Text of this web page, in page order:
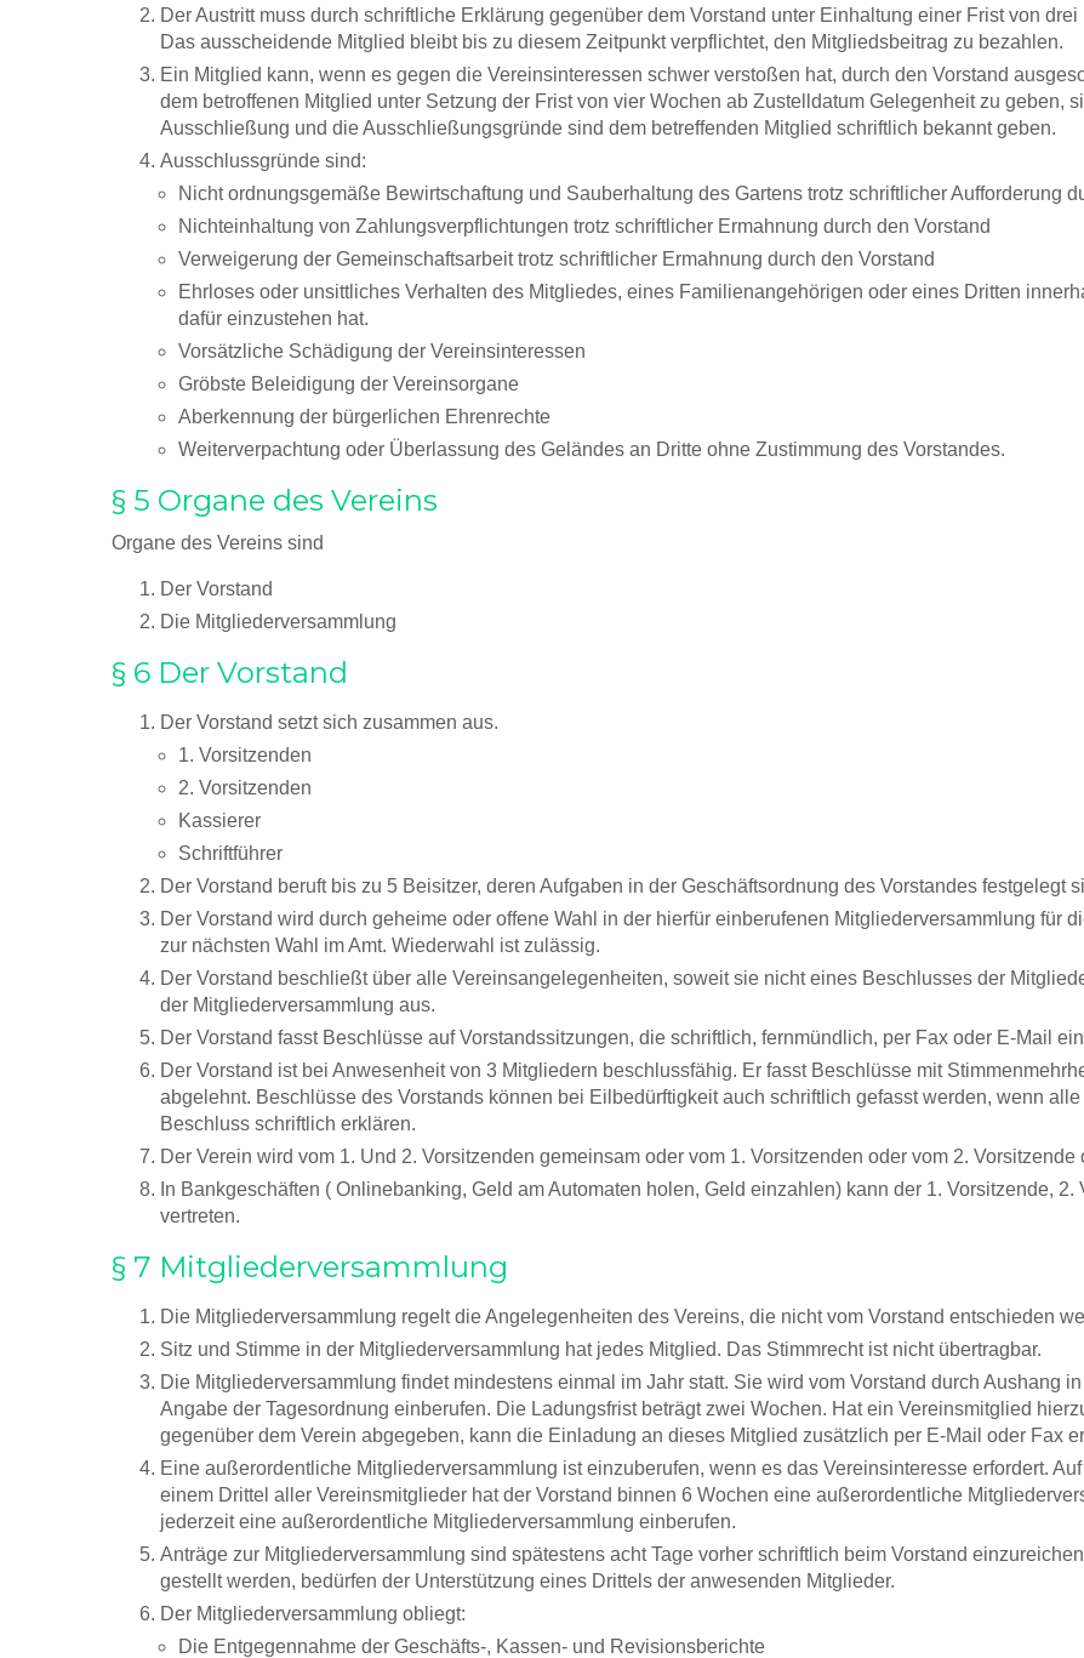
Der Austritt muss durch schriftliche Erklärung gegenüber dem Vorstand unter Einhaltung einer Frist von
Das ausscheidende Mitglied bleibt bis zu diesem Zeitpunkt verpflichtet, den Mitgliedsbeitrag zu bezahlen.
Ein Mitglied kann, wenn es gegen die Vereinsinteressen schwer verstoßen hat, durch den Vorstand
dem betroffenen Mitglied unter Setzung der Frist von vier Wochen ab Zustelldatum Gelegenheit zu geben,
Ausschließung und die Ausschließungsgründe sind dem betreffenden Mitglied schriftlich bekannt geben.
Ausschlussgründe sind:
Nicht ordnungsgemäße Bewirtschaftung und Sauberhaltung des Gartens trotz schriftlicher Aufforderung
Nichteinhaltung von Zahlungsverpflichtungen trotz schriftlicher Ermahnung durch den Vorstand
Verweigerung der Gemeinschaftsarbeit trotz schriftlicher Ermahnung durch den Vorstand
Ehrloses oder unsittliches Verhalten des Mitgliedes, eines Familienangehörigen oder eines Dritten
dafür einzustehen hat.
Vorsätzliche Schädigung der Vereinsinteressen
Gröbste Beleidigung der Vereinsorgane
Aberkennung der bürgerlichen Ehrenrechte
Weiterverpachtung oder Überlassung des Geländes an Dritte ohne Zustimmung des Vorstandes.
§ 5 Organe des Vereins
Organe des Vereins sind
Der Vorstand
Die Mitgliederversammlung
§ 6 Der Vorstand
Der Vorstand setzt sich zusammen aus.
1. Vorsitzenden
2. Vorsitzenden
Kassierer
Schriftführer
Der Vorstand beruft bis zu 5 Beisitzer, deren Aufgaben in der Geschäftsordnung des Vorstandes festgelegt
Der Vorstand wird durch geheime oder offene Wahl in der hierfür einberufenen Mitgliederversammlung für
zur nächsten Wahl im Amt. Wiederwahl ist zulässig.
Der Vorstand beschließt über alle Vereinsangelegenheiten, soweit sie nicht eines Beschlusses der
der Mitgliederversammlung aus.
Der Vorstand fasst Beschlüsse auf Vorstandssitzungen, die schriftlich, fernmündlich, per Fax oder E-Mail
Der Vorstand ist bei Anwesenheit von 3 Mitgliedern beschlussfähig. Er fasst Beschlüsse mit
abgelehnt. Beschlüsse des Vorstands können bei Eilbedürftigkeit auch schriftlich gefasst werden, wenn
Beschluss schriftlich erklären.
Der Verein wird vom 1. Und 2. Vorsitzenden gemeinsam oder vom 1. Vorsitzenden oder vom 2.
In Bankgeschäften ( Onlinebanking, Geld am Automaten holen, Geld einzahlen) kann der 1. Vorsitzende,
vertreten.
§ 7 Mitgliederversammlung
Die Mitgliederversammlung regelt die Angelegenheiten des Vereins, die nicht vom Vorstand entschieden
Sitz und Stimme in der Mitgliederversammlung hat jedes Mitglied. Das Stimmrecht ist nicht übertragbar.
Die Mitgliederversammlung findet mindestens einmal im Jahr statt. Sie wird vom Vorstand durch Aushang
Angabe der Tagesordnung einberufen. Die Ladungsfrist beträgt zwei Wochen. Hat ein Vereinsmitglied
gegenüber dem Verein abgegeben, kann die Einladung an dieses Mitglied zusätzlich per E-Mail oder Fax
Eine außerordentliche Mitgliederversammlung ist einzuberufen, wenn es das Vereinsinteresse erfordert.
einem Drittel aller Vereinsmitglieder hat der Vorstand binnen 6 Wochen eine außerordentliche
jederzeit eine außerordentliche Mitgliederversammlung einberufen.
Anträge zur Mitgliederversammlung sind spätestens acht Tage vorher schriftlich beim Vorstand
gestellt werden, bedürfen der Unterstützung eines Drittels der anwesenden Mitglieder.
Der Mitgliederversammlung obliegt:
Die Entgegennahme der Geschäfts-, Kassen- und Revisionsberichte